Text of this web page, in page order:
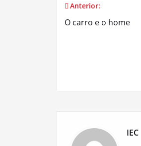
Navegación
Anterior:
O carro e o home
IEC